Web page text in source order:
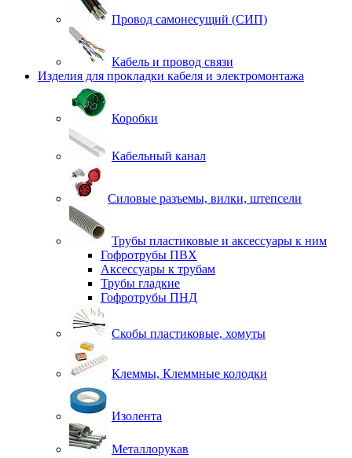
Провод самонесущий (СИП)
Кабель и провод связи
Изделия для прокладки кабеля и электромонтажа
Коробки
Кабельный канал
Силовые разъемы, вилки, штепсели
Трубы пластиковые и аксессуары к ним
Гофротрубы ПВХ
Аксессуары к трубам
Трубы гладкие
Гофротрубы ПНД
Скобы пластиковые, хомуты
Клеммы, Клеммные колодки
Изолента
Металлорукав